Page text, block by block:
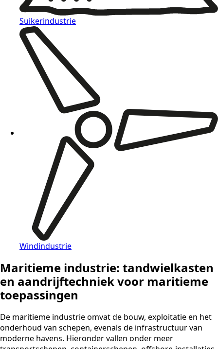
Suikerindustrie
Windindustrie
Maritieme industrie: tandwielkasten
en aandrijftechniek voor maritieme
toepassingen
De maritieme industrie omvat de bouw, exploitatie en het
onderhoud van schepen, evenals de infrastructuur van
moderne havens. Hieronder vallen onder meer